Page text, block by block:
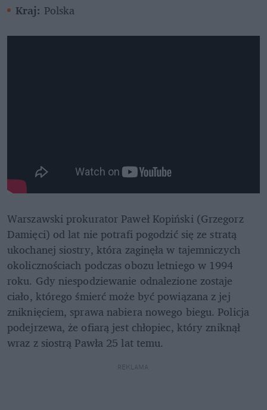
Kraj: Polska
Warszawski prokurator Paweł Kopiński (Grzegorz
Damięci) od lat nie potrafi pogodzić się ze stratą
ukochanej siostry, która zaginęła w tajemniczych
okolicznościach podczas obozu letniego w 1994
roku. Gdy niespodziewanie odnalezione zostaje
ciało, którego śmierć może być powiązana z jej
zniknięciem, sprawa nabiera nowego biegu. Policja
podejrzewa, że ofiarą jest chłopiec, który zniknął
wraz z siostrą Pawła 25 lat temu.
REKLAMA